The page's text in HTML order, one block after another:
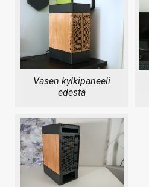
Vasen kylkipaneeli
edestä